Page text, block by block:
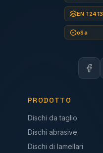
EN 12413
oSa
PRODOTTO
Dischi da taglio
Dischi abrasive
Dischi di lamellari